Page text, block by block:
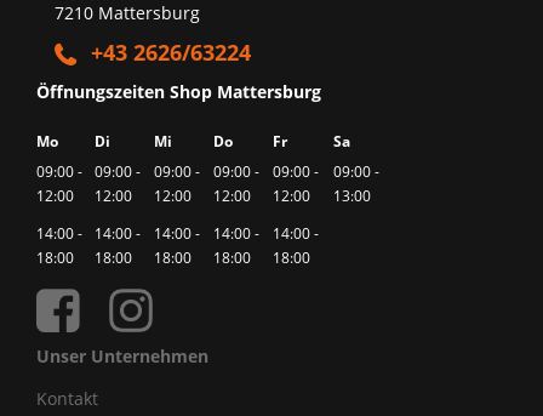
7210 Mattersburg
+43 2626/63224
Öffnungszeiten Shop Mattersburg
Mo Di Mi Do Fr
Sa
09:00 -
12:00
09:00 -
12:00
09:00 -
12:00
09:00 -
12:00
09:00 -
12:00
09:00 -
13:00
14:00 -
18:00
14:00 -
18:00
14:00 -
18:00
14:00 -
18:00
14:00 -
18:00
Unser Unternehmen
Kontakt